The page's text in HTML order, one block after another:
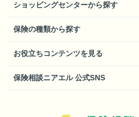
ショッピングセンターから探す
保険の種類から探す
お役立ちコンテンツを見る
保険相談ニアエル 公式SNS